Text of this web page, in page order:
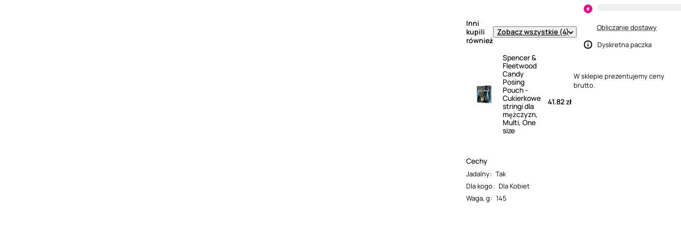
Inni
kupili
również
Zobacz wszystkie (4)
Spencer &
Fleetwood
Candy
Posing
Pouch -
Cukierkowe
stringi dla
mężczyzn,
Multi, One
size
41.82 zł
Cechy
Jadalny: Tak
Dla kogo: Dla Kobiet
Waga, g: 145
Obliczanie dostawy
Dyskretna paczka
W sklepie prezentujemy ceny
brutto.